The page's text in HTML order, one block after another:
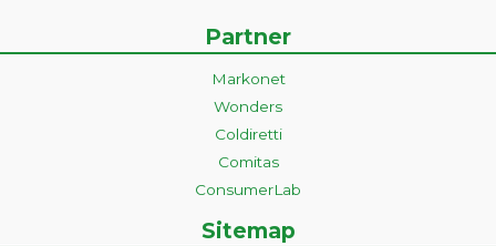
Partner
Markonet
Wonders
Coldiretti
Comitas
ConsumerLab
Sitemap